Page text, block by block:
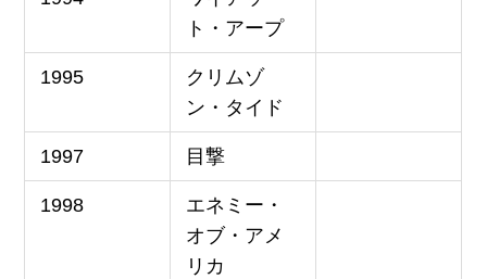
ト・アープ
1995
クリムゾ
ン・タイド
1997 目撃
1998
エネミー・
オブ・アメ
リカ